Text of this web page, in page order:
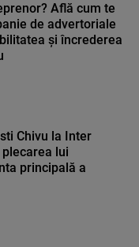
Află cum te
de advertoriale
și încrederea
Chivu la Inter
lui
principală a